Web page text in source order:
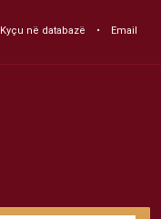
Kyçu në databazë Email